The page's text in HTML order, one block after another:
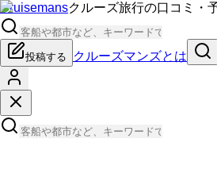
Cruisemansクルーズ旅行の口コミ・
投稿する クルーズマンズとは